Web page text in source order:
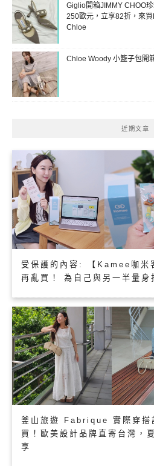
Giglio開箱JIMMY CHOO
250歐元，立享82折，來
Chloe
Chloe Woody 小籃子包開
近期文章
受保護的內容: 【Kamee咖米
再亂買！ 為自己與另一半量身
釜山旅遊 Fabrique 實際穿搭
買！歐美設計品牌直寄台灣，
享